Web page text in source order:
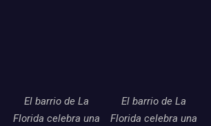
El barrio de La
Florida celebra una
El barrio de La
Florida celebra una